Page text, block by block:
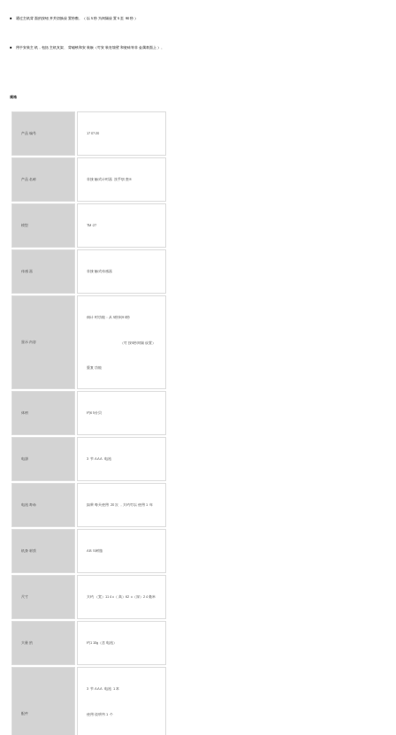
■通过主机背面的按钮开关切换设置秒数。 （以 5 秒为间隔设置 5 至 90 秒）
■用于安装主机，包括主机支架、背磁铁和安装板（可安装在墙壁和瓷砖等非金属表面上）。
规格
产品编号 1707-20
产品名称 非接触式计时器 洗手职责®
模型 TM-27
传感器 非接触式传感器
显示内容
倒计时功能：从5秒到90秒
（可按5秒间隔设置）
重复功能
体积 约65分贝
3 节 AAA 电池
电池寿命 如果每天使用 20 次，大约可以使用 1 年
机身材质 ABS树脂
尺寸 大约（宽）114 x（高）62 x（深）24 毫米
大量的 约110g（含电池）
配件
3 节 AAA 电池 1 本
使用说明书 1 个